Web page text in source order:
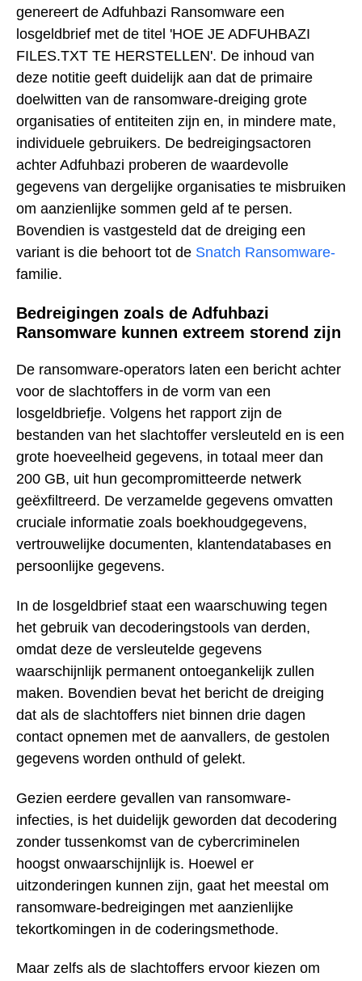
genereert de Adfuhbazi Ransomware een
losgeldbrief met de titel 'HOE JE ADFUHBAZI
FILES.TXT TE HERSTELLEN'. De inhoud van
deze notitie geeft duidelijk aan dat de primaire
doelwitten van de ransomware-dreiging grote
organisaties of entiteiten zijn en, in mindere mate,
individuele gebruikers. De bedreigingsactoren
achter Adfuhbazi proberen de waardevolle
gegevens van dergelijke organisaties te misbruiken
om aanzienlijke sommen geld af te persen.
Bovendien is vastgesteld dat de dreiging een
variant is die behoort tot de Snatch Ransomware-
familie.
Bedreigingen zoals de Adfuhbazi
Ransomware kunnen extreem storend zijn
De ransomware-operators laten een bericht achter
voor de slachtoffers in de vorm van een
losgeldbriefje. Volgens het rapport zijn de
bestanden van het slachtoffer versleuteld en is een
grote hoeveelheid gegevens, in totaal meer dan
200 GB, uit hun gecompromitteerde netwerk
geëxfiltreerd. De verzamelde gegevens omvatten
cruciale informatie zoals boekhoudgegevens,
vertrouwelijke documenten, klantendatabases en
persoonlijke gegevens.
In de losgeldbrief staat een waarschuwing tegen
het gebruik van decoderingstools van derden,
omdat deze de versleutelde gegevens
waarschijnlijk permanent ontoegankelijk zullen
maken. Bovendien bevat het bericht de dreiging
dat als de slachtoffers niet binnen drie dagen
contact opnemen met de aanvallers, de gestolen
gegevens worden onthuld of gelekt.
Gezien eerdere gevallen van ransomware-
infecties, is het duidelijk geworden dat decodering
zonder tussenkomst van de cybercriminelen
hoogst onwaarschijnlijk is. Hoewel er
uitzonderingen kunnen zijn, gaat het meestal om
ransomware-bedreigingen met aanzienlijke
tekortkomingen in de coderingsmethode.
Maar zelfs als de slachtoffers ervoor kiezen om